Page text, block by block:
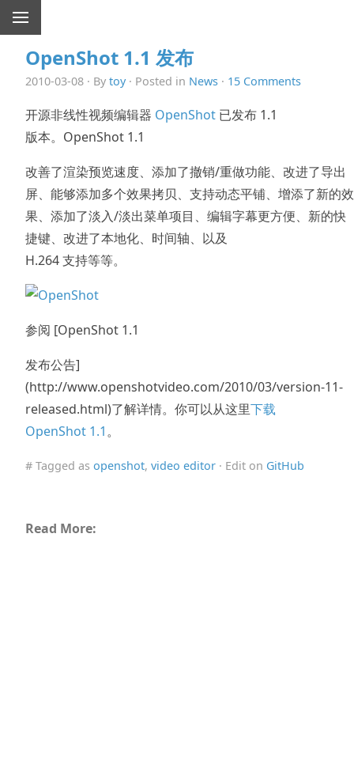
OpenShot 1.1 发布
2010-03-08 · By toy· Posted in News · 15 Comments
开源非线性视频编辑器 OpenShot 已发布 1.1
版本。OpenShot 1.1
改善了渲染预览速度、添加了撤销/重做功能、改进了导出
屏、能够添加多个效果拷贝、支持动态平铺、增添了新的效
果、添加了淡入/淡出菜单项目、编辑字幕更方便、新的快
捷键、改进了本地化、时间轴、以及
H.264 支持等等。
参阅 [OpenShot 1.1
发布公告]
(http://www.openshotvideo.com/2010/03/version-11-
released.html)了解详情。你可以从这里下载
OpenShot 1.1。
# Tagged as openshot, video editor · Edit on GitHub
Read More: